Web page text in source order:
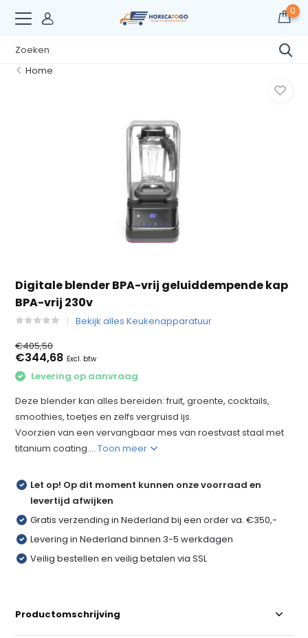
0
Home
Digitale blender BPA-vrij geluiddempende kap
BPA-vrij 230v
Bekijk alles Keukenapparatuur
€405,50
€344,68 Excl. btw
Levering op aanvraag
Deze blender kan alles bereiden: fruit, groente, cocktails,
smoothies, toetjes en zelfs vergruisd ijs.
Voorzien van een vervangbaar mes van roestvast staal met
titanium coating....Toon meer
Let op! Op dit moment kunnen onze voorraad en
levertijd afwijken
Gratis verzending in Nederland bij een order va. €350,-
Levering in Nederland binnen 3-5 werkdagen
Veilig bestellen en veilig betalen via SSL
Productomschrijving